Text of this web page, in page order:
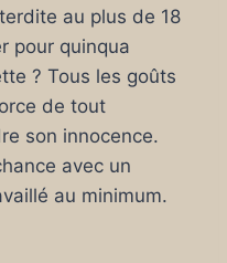
au plus de 18
pour quinqua
? Tous les goûts
de tout
son innocence.
avec un
au minimum.